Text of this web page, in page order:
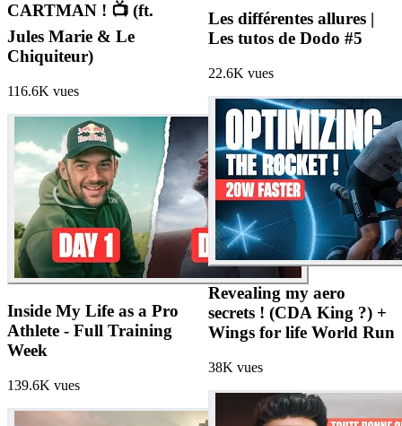
CARTMAN ! 📺 (ft.
Jules Marie & Le
Chiquiteur)
116.6K vues
Inside My Life as a Pro
Athlete - Full Training
Week
139.6K vues
Les différentes allures |
Les tutos de Dodo #5
22.6K vues
Revealing my aero
secrets ! (CDA King ?) +
Wings for life World Run
38K vues